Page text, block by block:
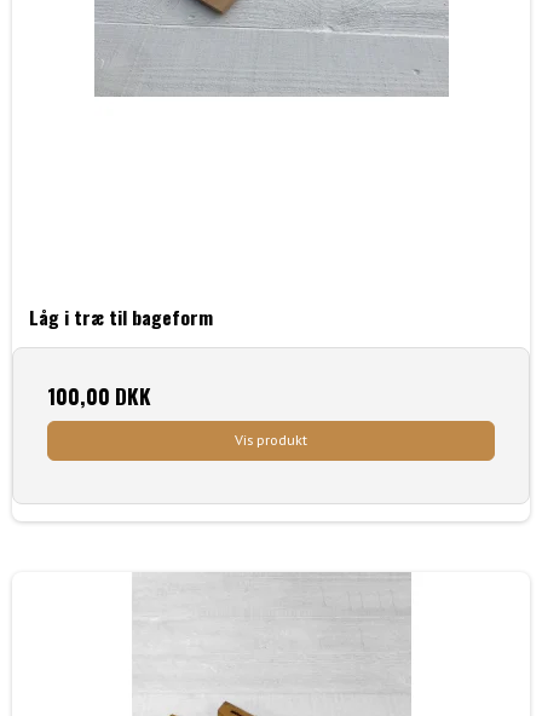
Låg i træ til bageform
100,00 DKK
Vis produkt